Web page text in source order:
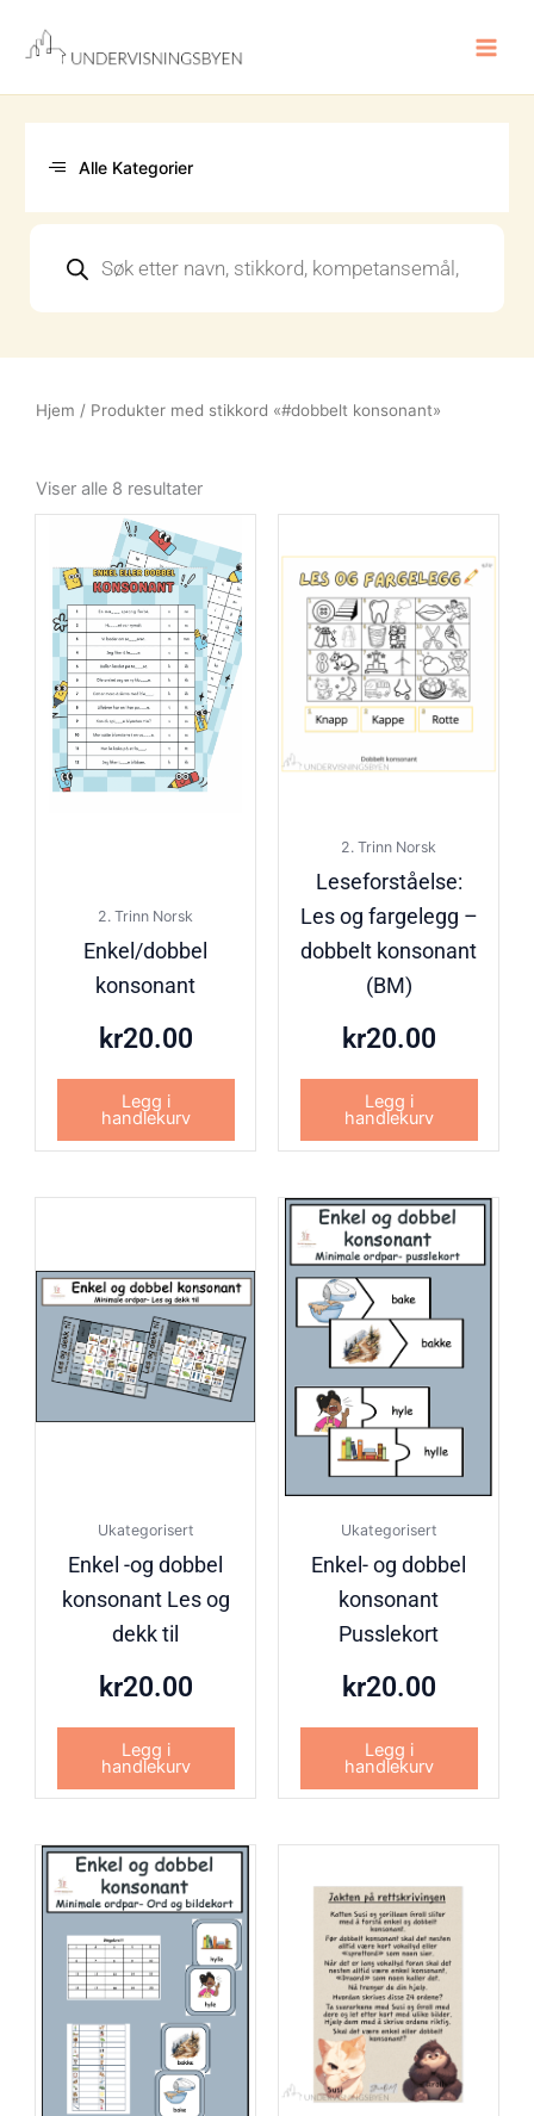
innholdet
Alle Kategorier
search
Hjem / Produkter med stikkord «#dobbelt konsonant»
Viser alle 8 resultateretter
2. Trinn Norsk
Enkel/dobbel
konsonant
kr20.00
Legg i
handlekurv
2. Trinn Norsk
Leseforståelse:
Les og fargelegg –
dobbelt konsonant
(BM)
kr20.00
Legg i
handlekurv
Ukategorisert
Enkel -og dobbel
konsonant Les og
dekk til
kr20.00
Legg i
handlekurv
Ukategorisert
Enkel- og dobbel
konsonant
Pusslekort
kr20.00
Legg i
handlekurv